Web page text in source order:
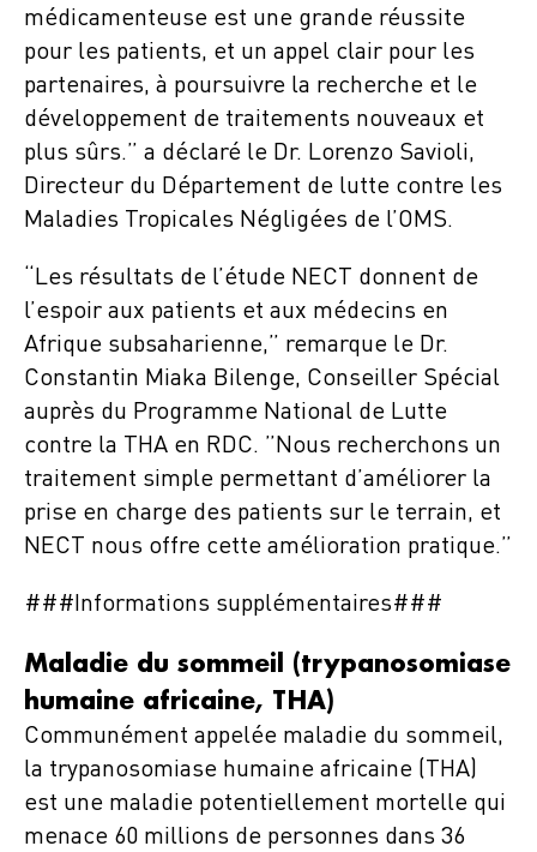
médicamenteuse est une grande réussite
pour les patients, et un appel clair pour les
partenaires, à poursuivre la recherche et le
développement de traitements nouveaux et
plus sûrs.” a déclaré le Dr. Lorenzo Savioli,
Directeur du Département de lutte contre les
Maladies Tropicales Négligées de l’OMS.
“Les résultats de l’étude NECT donnent de
l’espoir aux patients et aux médecins en
Afrique subsaharienne,” remarque le Dr.
Constantin Miaka Bilenge, Conseiller Spécial
auprès du Programme National de Lutte
contre la THA en RDC. ”Nous recherchons un
traitement simple permettant d’améliorer la
prise en charge des patients sur le terrain, et
NECT nous offre cette amélioration pratique.”
###Informations supplémentaires###
Maladie du sommeil (trypanosomiase
humaine africaine, THA)
Communément appelée maladie du sommeil,
la trypanosomiase humaine africaine (THA)
est une maladie potentiellement mortelle qui
menace 60 millions de personnes dans 36